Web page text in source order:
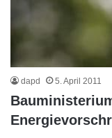
dapd 5. April 2011